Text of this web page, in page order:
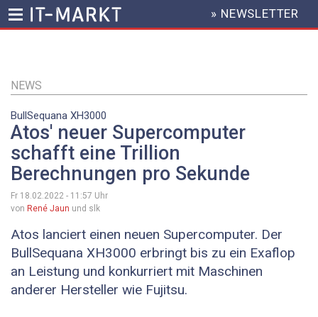
Inhalt
HEADER
MENU
» NEWSLETTER
NEWS
BullSequana XH3000
Atos' neuer Supercomputer
schafft eine Trillion
Berechnungen pro Sekunde
Fr 18.02.2022 - 11:57 Uhr
von René Jaun und slk
Atos lanciert einen neuen Supercomputer. Der
BullSequana XH3000 erbringt bis zu ein Exaflop
an Leistung und konkurriert mit Maschinen
anderer Hersteller wie Fujitsu.